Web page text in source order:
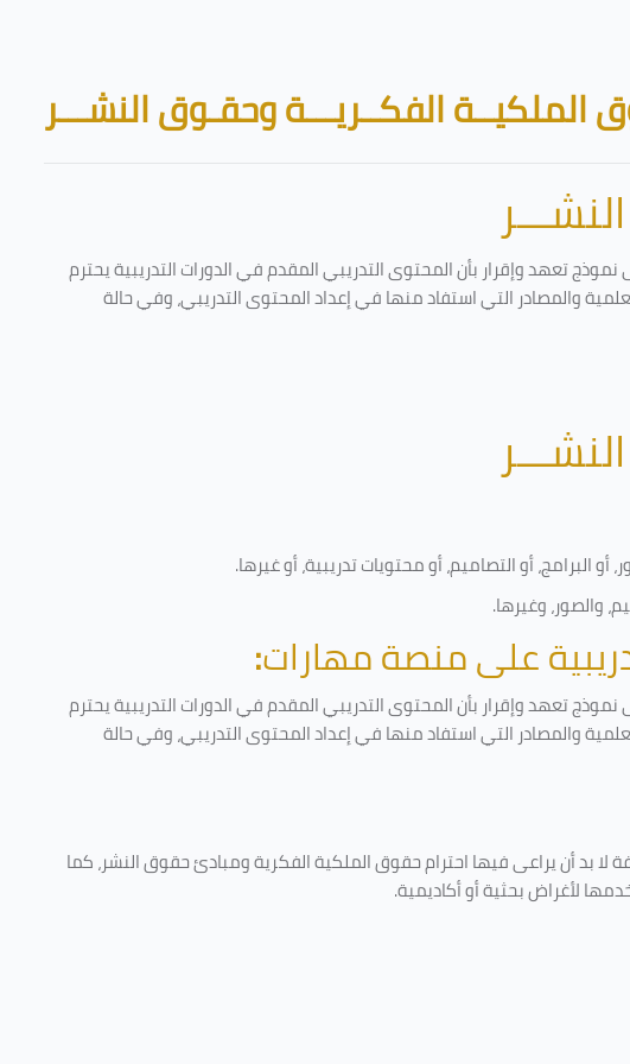
Blocks
الملكيــة الفكــريـــة وحقـوق النشـــر
تعهد وإقرار بأن المحتوى التدريبي المقدم في الدورات التدريبية يحترم
والمصادر التي استفاد منها في إعداد المحتوى التدريبي، وفي حالة
أو التصاميم، أو محتويات تدريبية، أو غيرها.
والصور، وغيرها.
على منصة مهارات:
تعهد وإقرار بأن المحتوى التدريبي المقدم في الدورات التدريبية يحترم
والمصادر التي استفاد منها في إعداد المحتوى التدريبي، وفي حالة
بد أن يراعى فيها احترام حقوق الملكية الفكرية ومبادئ حقوق النشر، كما
لأغراض بحثية أو أكاديمية.